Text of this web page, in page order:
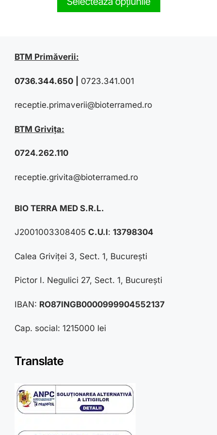
o
f
BTM Primăverii:
0736.344.650 0723.341.001
receptie.primaverii@bioterramed.ro
BTM Grivița:
0724.262.110
receptie.grivita@bioterramed.ro
BIO TERRA MED S.R.L.
J2001003308405 C.U.I: 13798304
Calea Griviței 3, Sect. 1, București
Pictor I. Negulici 27, Sect. 1, București
IBAN: RO87INGB0000999904552137
Cap. social: 1215000 lei
Translate